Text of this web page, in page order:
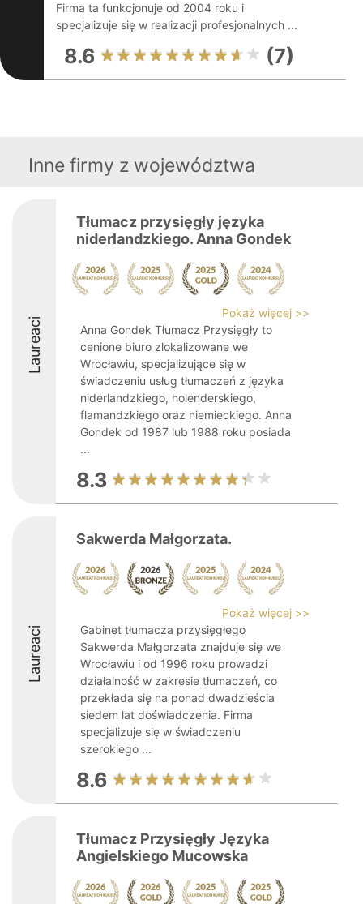
Firma ta funkcjonuje od 2004 roku i
specjalizuje się w realizacji profesjonalnych ...
8.6 (7)
Inne firmy z województwa
Laureaci
Tłumacz przysięgły języka
niderlandzkiego. Anna Gondek
Pokaż więcej >>
Anna Gondek Tłumacz Przysięgły to
cenione biuro zlokalizowane we
Wrocławiu, specjalizujące się w
świadczeniu usług tłumaczeń z języka
niderlandzkiego, holenderskiego,
flamandzkiego oraz niemieckiego. Anna
Gondek od 1987 lub 1988 roku posiada
...
8.3
Laureaci
Sakwerda Małgorzata.
Pokaż więcej >>
Gabinet tłumacza przysięgłego
Sakwerda Małgorzata znajduje się we
Wrocławiu i od 1996 roku prowadzi
działalność w zakresie tłumaczeń, co
przekłada się na ponad dwadzieścia
siedem lat doświadczenia. Firma
specjalizuje się w świadczeniu
szerokiego ...
8.6
Tłumacz Przysięgły Języka
Angielskiego Mucowska